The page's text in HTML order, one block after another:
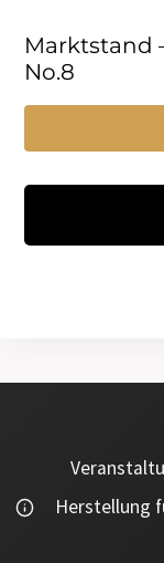
Marktstand
No.8
Herstellung